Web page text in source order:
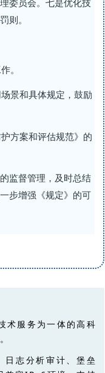
委员会。七是优化技
则。
。
景和具体规定，鼓励
方案和评估规范》的
监督管理，及时总结
步增强《规定》的可
术服务为一体的高科
日志分析审计、堡垒